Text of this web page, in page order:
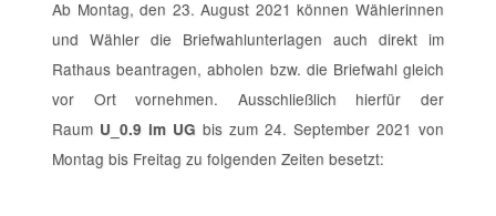
Ab Montag, den 23. August 2021 können Wählerinnen
und Wähler die Briefwahlunterlagen auch direkt im
Rathaus beantragen, abholen bzw. die Briefwahl gleich
vor Ort vornehmen. Ausschließlich hierfür der
Raum U_0.9 im UG bis zum 24. September 2021 von
Montag bis Freitag zu folgenden Zeiten besetzt: